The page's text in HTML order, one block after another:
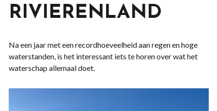
RIVIERENLAND
Na een jaar met een recordhoeveelheid aan regen en hoge
waterstanden, is het interessant iets te horen over wat het
waterschap allemaal doet.